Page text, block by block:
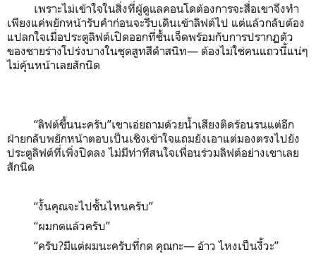
เพราะไม่เข้าใจในสิ่งที่ผู้ดูแลคอนโดต้องการจะสื่อเขาจึงทำ
เพียงแค่พยักหน้ารับคำก่อนจะรีบเดินเข้าลิฟต์ไป แต่แล้วกลับต้อง
แปลกใจเมื่อประตูลิฟต์เปิดออกที่ชั้นเจ็ดพร้อมกับการปรากฏตัว
ของชายร่างโปร่งบางในชุดสูทสีดำสนิท— ต้องไม่ใช่คนแถวนี้แน่ๆ
ไม่คุ้นหน้าเลยสักนิด
“ลิฟต์ขึ้นนะครับ”เขาเอ่ยถามด้วยน้ำเสียงติดร้อนรนแต่อีก
ฝ่ายกลับพยักหน้าตอบเป็นเชิงเข้าใจแถมยังเอาแต่มองตรงไปยัง
ประตูลิฟต์ที่เพิ่งปิดลง ไม่มีท่าทีสนใจเพื่อนร่วมลิฟต์อย่างเขาเลย
สักนิด
“งั้นคุณจะไปชั้นไหนครับ”
“ผมกดแล้วครับ”
“ครับ?มีแต่ผมนะครับที่กด คุณกะ— อ้าว ไหงเป็นงี้วะ”